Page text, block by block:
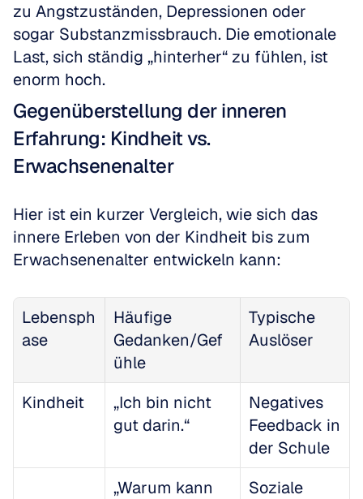
zu Angstzuständen, Depressionen oder
sogar Substanzmissbrauch. Die emotionale
Last, sich ständig „hinterher“ zu fühlen, ist
enorm hoch.
Gegenüberstellung der inneren
Erfahrung: Kindheit vs.
Erwachsenenalter
Hier ist ein kurzer Vergleich, wie sich das
innere Erleben von der Kindheit bis zum
Erwachsenenalter entwickeln kann:
Lebensph
ase
Häufige
Gedanken/Gef
ühle
Typische
Auslöser
Kindheit
„Ich bin nicht
gut darin.“
Negatives
Feedback in
der Schule
„Warum kann
Soziale